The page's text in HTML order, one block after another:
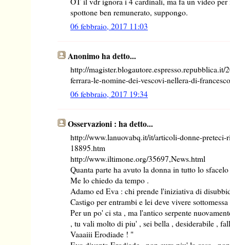
spottone ben remunerato, suppongo.
06 febbraio, 2017 11:03
Anonimo ha detto...
http://
ferrara-le-nomine-dei-vescovi-nellera-di-
06 febbraio, 2017 19:34
Osservazioni : ha detto...
http://www.lanuovabq.it/it/articoli-donne-preteci-
18895.htm
http://www.iltimone.org/35697,News.html
Quanta parte ha avuto la donna in tutto lo
Me lo chiedo da tempo .
Adamo ed Eva : chi prende l'iniziativa di
Castigo per entrambi e lei deve vivere
Per un po' ci sta , ma l'antico serpente
, tu vali molto di piu' , sei bella , desiderabile ,
Vaaaiii Erodiade ! "